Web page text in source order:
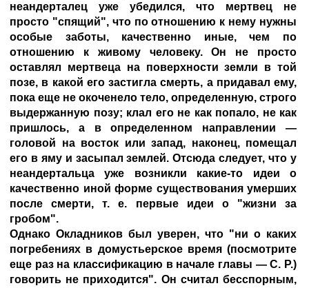
неандерталец уже убедился, что мертвец не
просто "спящий", что по отношению к нему нужны
особые заботы, качественно иные, чем по
отношению к живому человеку. Он не просто
оставлял мертвеца на поверхности земли в той
позе, в какой его застигла смерть, а придавал ему,
пока еще не окоченело тело, определенную, строго
выдержанную позу; клал его не как попало, не как
пришлось, а в определенном направлении —
головой на восток или запад, наконец, помещал
его в яму и засыпал землей. Отсюда следует, что у
неандертальца уже возникли какие-то идеи о
качественно иной форме существования умерших
после смерти, т. е. первые идеи о "жизни за
гробом".
Однако Окладников был уверен, что "ни о каких
погребениях в домустьерское время (посмотрите
еще раз на классификацию в начале главы — С. Р.)
говорить не приходится". Он считал бесспорным,